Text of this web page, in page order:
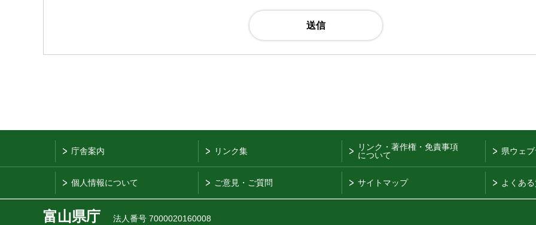
庁舎案内 リンク集
リンク・著作権・免責事項
について
県ウェ
個人情報について ご意見・ご質問 サイトマップ よくあ
富山県庁 法人番号 7000020160008